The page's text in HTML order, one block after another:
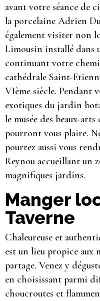
avant votre séance de
la porcelaine Adrien
également visiter non
Limousin installé dans
continuant votre
cathédrale Saint-
VIème siècle. Pendant
exotiques du jardin
le musée des beaux-
pourront vous plaire.
pourrez aussi vous
Reynou accueillant un
magnifiques jardins.
Manger
Taverne
Chaleureuse et
est un lieu propice aux
partage. Venez y
en choisissant parmi
choucroutes et